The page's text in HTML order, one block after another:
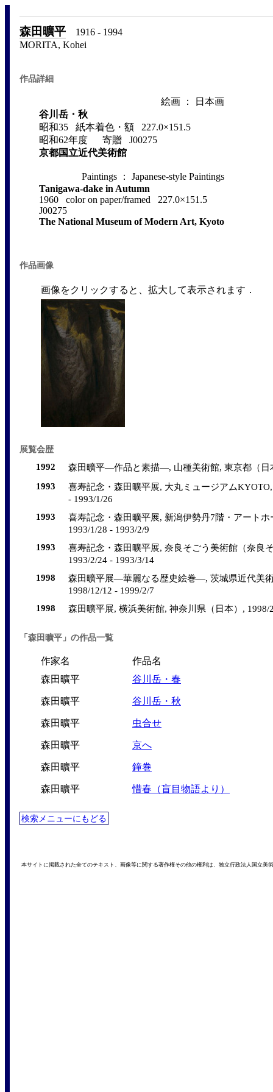
森田曠平 1916 - 1994
MORITA, Kohei
作品詳細
絵画 ： 日本画
谷川岳・秋
昭和35 紙本着色・額 227.0×151.5
昭和62年度 寄贈 J00275
京都国立近代美術館
Paintings ： Japanese-style Paintings
Tanigawa-dake in Autumn
1960 color on paper/framed 227.0×151.5
J00275
The National Museum of Modern Art, Kyoto
作品画像
画像をクリックすると、拡大して表示されます．
展覧会歴
1992
森田曠平―作品と素描―, 山種美術館, 東京都（日
1993
喜寿記念・森田曠平展, 大丸ミュージアム
- 1993/1/26
1993
喜寿記念・森田曠平展, 新潟伊勢丹7階・アート
1993/1/28 - 1993/2/9
1993
喜寿記念・森田曠平展, 奈良そごう美術館（奈良
1993/2/24 - 1993/3/14
1998
森田曠平展―華麗なる歴史絵巻―, 茨城県近代美
1998/12/12 - 1999/2/7
1998
森田曠平展, 横浜美術館, 神奈川県（日本）, 1998/
「森田曠平」の作品一覧
作家名
作品名
森田曠平
谷川岳・春
森田曠平 谷川岳・秋
森田曠平 虫合せ
森田曠平 京へ
森田曠平 鐘巻
森田曠平 惜春（盲目物語より）
検索メニューにもどる
本サイトに掲載された全てのテキスト、画像等に関する著作権その他の権利は、独立行政法人国立